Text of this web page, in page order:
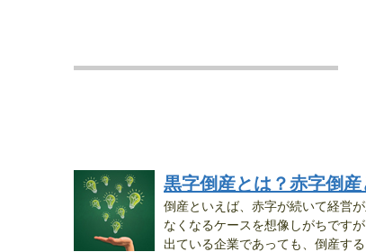
黒字倒産とは？赤字倒産
倒産といえば、赤字が続いて経営
なくなるケースを想像しがちです
出ている企業であっても、倒産す